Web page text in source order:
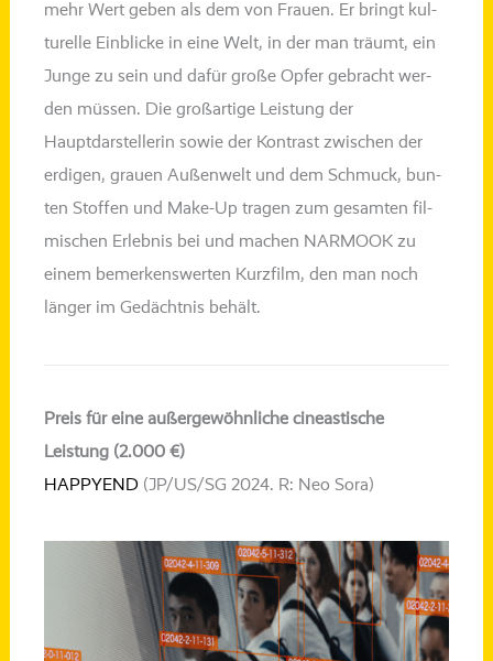
mehr Wert geben als dem von Frauen. Er bringt kul­
tu­rel­le Einblicke in eine Welt, in der man träumt, ein
Junge zu sein und dafür gro­ße Opfer gebracht wer­
den müs­sen. Die groß­ar­ti­ge Leistung der
Hauptdarstellerin sowie der Kontrast zwi­schen der
erdi­gen,grau­en Außenwelt und dem Schmuck, bun­
ten Stoffen und Make-Up tra­gen zum gesam­ten fil­
mi­schen Erlebnis bei und machen NARMOOK zu
einem bemer­kens­wer­ten Kurzfilm, den man noch
län­ger im Gedächtnis behält.
Preis für eine außergewöhnliche cineastische
Leistung (2.000 €)
HAPPYEND (JP/US/SG 2024. R: Neo Sora)